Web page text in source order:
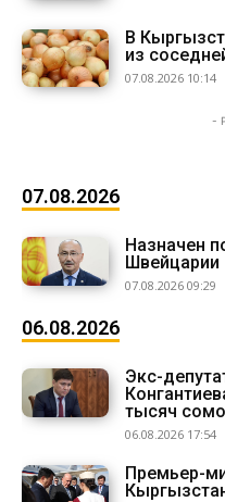
В
из
07.08.2026 10:14
-
07.08.2026
Назначен
Швейцарии
07.08.2026 09:29
06.08.2026
Экс-
тысяч
06.08.2026 17:54
Премьер-